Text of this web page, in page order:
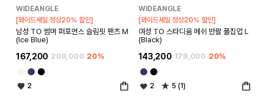
WIDEANGLE
[와이드세일 정상20% 할인]
남성 TO 썸머 퍼포먼스 슬림핏 팬츠 M
(Ice Blue)
167,200 209,000 20%
2
WIDEANGLE
[와이드세일 정상20% 할인]
여성 TO 스타디움 메쉬 반팔 풀집업 L
(Black)
143,200 179,000 20%
2 5 (1)